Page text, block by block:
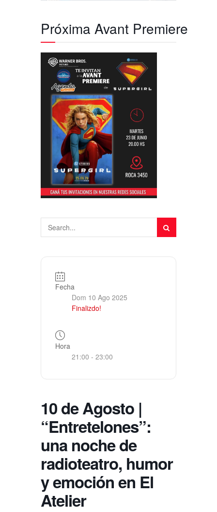
Próxima Avant Premiere
Fecha
Dom 10 Ago 2025
Finalizdo!
Hora
21:00 - 23:00
10 de Agosto |
“Entretelones”:
una noche de
radioteatro, humor
y emoción en El
Atelier